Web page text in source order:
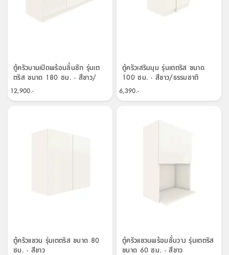
ตู้ครัวบานเปิดพร้อมลิ้นชัก รุ่นเต
ตริส ขนาด 180 ซม. - สีขาว/
ธรรมชาติ
12,900.-
ตู้ครัวเสริมมุม รุ่นเตตริส ขนาด
100 ซม. - สีขาว/ธรรมชาติ
6,390.-
ตู้ครัวแขวน รุ่นเตตริส ขนาด 80
ซม. - สีขาว
ตู้ครัวแขวนพร้อมชั้นวาง รุ่นเตตริส
ขนาด 60 ซม. - สีขาว